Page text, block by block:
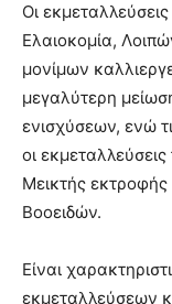
Οι
Ελαιοκοµία,
µονίµων
µεγαλύτερη
ενισχύσεων, ενώ
οι
Μεικτής
Βοοειδών.
Eίναι
εκµεταλλεύσεων